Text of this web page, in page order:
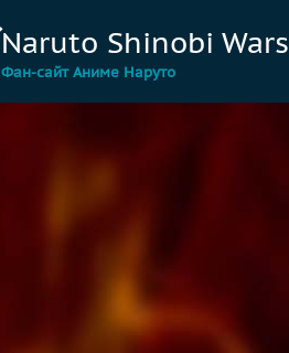
Naruto Shinobi Wars
Фан-сайт Аниме Наруто